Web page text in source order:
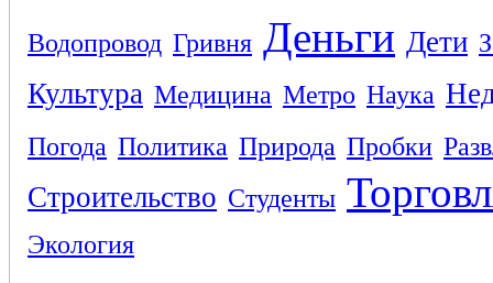
Водопровод Гривня Деньги Дети
Культура Медицина Метро Наука
Погода Политика Природа Пробки
Строительство Студенты
Экология